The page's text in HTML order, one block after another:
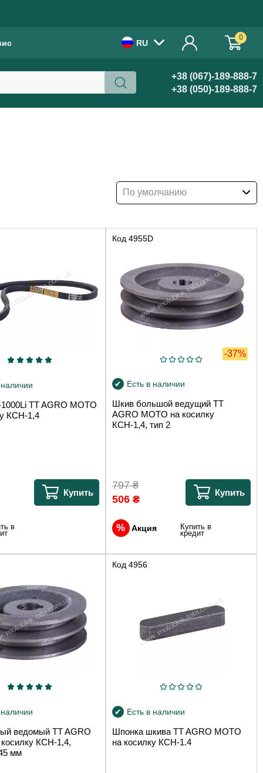
RU
0
+38 (067)-189-888-7
+38 (050)-189-888-7
По умолчанию
TT AGRO MOTO
КСН-1,4
Купить
в
Код 4955D
-37%
Есть в наличии
Шкив большой ведущий TT
AGRO MOTO на косилку
КСН-1,4, тип 2
506₴
797₴
Купить
Акция Купить в
кредит
ведомый TT AGRO
КСН-1,4,
мм
Код 4956
Есть в наличии
Шпонка шкива TT AGRO MOTO
на косилку КСН-1.4